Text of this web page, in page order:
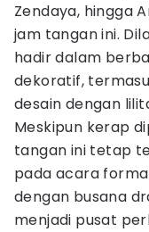
Zendaya, hingga
jam tangan ini.
hadir dalam
dekoratif,
desain dengan
Meskipun kerap
tangan ini tetap
pada acara
dengan busana
menjadi pusat